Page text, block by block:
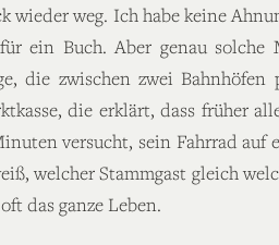
wieder weg. Ich habe keine
ein Buch. Aber genau
die zwischen zwei Bahnhöfen
die erklärt, dass früher
versucht, sein Fahrrad auf
welcher Stammgast gleich
das ganze Leben.